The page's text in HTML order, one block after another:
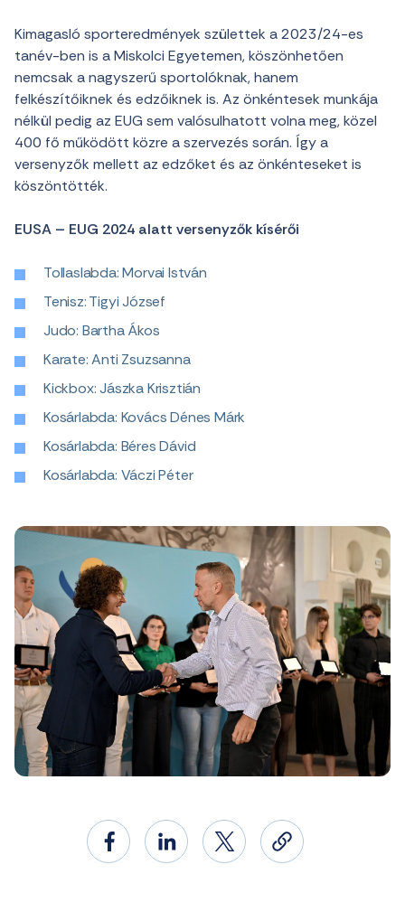
Kimagasló sporteredmények születtek a 2023/24-es
tanév-ben is a Miskolci Egyetemen, köszönhetően
nemcsak a nagyszerű sportolóknak, hanem
felkészítőiknek és edzőiknek is. Az önkéntesek munkája
nélkül pedig az EUG sem valósulhatott volna meg, közel
400 fő működött közre a szervezés során. Így a
versenyzők mellett az edzőket és az önkénteseket is
köszöntötték.
EUSA – EUG 2024 alatt versenyzők kísérői
Tollaslabda: Morvai István
Tenisz: Tigyi József
Judo: Bartha Ákos
Karate: Anti Zsuzsanna
Kickbox: Jászka Krisztián
Kosárlabda: Kovács Dénes Márk
Kosárlabda: Béres Dávid
Kosárlabda: Váczi Péter